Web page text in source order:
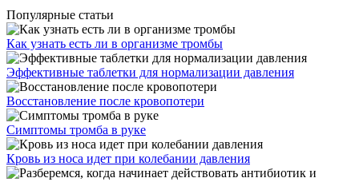
Популярные статьи
Как узнать есть ли в организме тромбы
Эффективные таблетки для нормализации давления
Восстановление после кровопотери
Симптомы тромба в руке
Кровь из носа идет при колебании давления